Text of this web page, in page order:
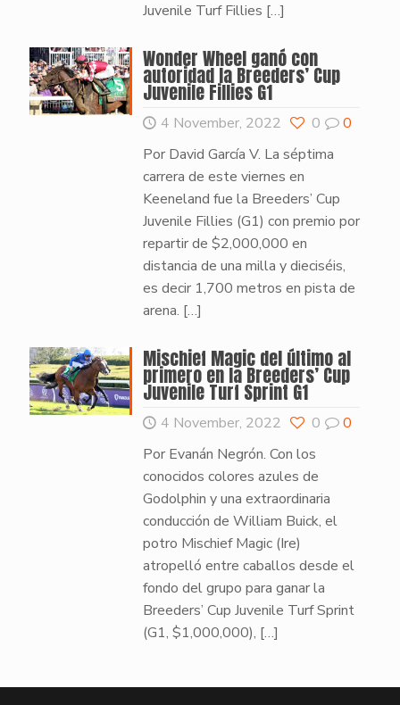
Juvenile Turf Fillies […]
Wonder Wheel ganó con
autoridad la Breeders’ Cup
Juvenile Fillies G1
4 November, 2022 0
0
Por David García V. La séptima
carrera de este viernes en
Keeneland fue la Breeders’ Cup
Juvenile Fillies (G1) con premio por
repartir de $2,000,000 en
distancia de una milla y dieciséis,
es decir 1,700 metros en pista de
arena. […]
Mischief Magic del último al
primero en la Breeders’ Cup
Juvenile Turf Sprint G1
4 November, 2022 0
0
Por Evanán Negrón. Con los
conocidos colores azules de
Godolphin y una extraordinaria
conducción de William Buick, el
potro Mischief Magic (Ire)
atropelló entre caballos desde el
fondo del grupo para ganar la
Breeders’ Cup Juvenile Turf Sprint
(G1, $1,000,000), […]